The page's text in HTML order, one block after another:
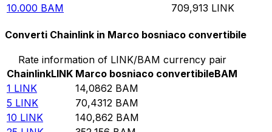
10.000 BAM 709,913 LINK
Converti Chainlink in Marco bosniaco convertibile
Rate information of LINK/BAM currency pair
ChainlinkLINK Marco bosniaco convertibileBAM
1 LINK 14,0862 BAM
5 LINK 70,4312 BAM
10 LINK 140,862 BAM